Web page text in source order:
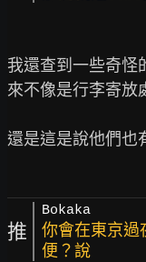
我還查到一些奇怪
來不像是行李寄放
還是這是說他們也
推
Bokaka
你會在東京過
便？說